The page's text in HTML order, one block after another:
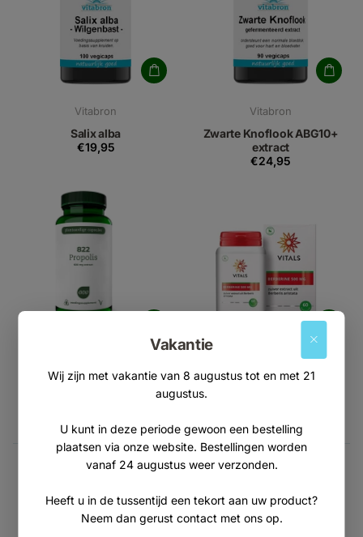
Vakantie
Wij zijn met vakantie van 8 augustus tot en met 21
augustus.
U kunt in deze periode gewoon een bestelling
plaatsen via onze website. Bestellingen worden
vanaf 24 augustus weer verzonden.
Heeft u in de tussentijd een tekort aan uw product?
Neem dan gerust contact met ons op.
Vitabron
Salix alba
€19,95
Vitabron
Zwarte Knoflook ABG10+
extract
€24,95
822 Propolis 600mg
Berberine 500mg
Je hebt 36van de120producten gezien
Toon meer producten